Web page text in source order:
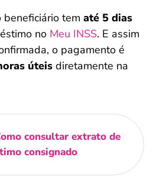
beneficiário tem até 5 dias
no Meu INSS. E assim
o pagamento é
úteis diretamente na
consultar extrato de
consignado